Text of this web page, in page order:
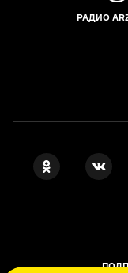
РАДИО